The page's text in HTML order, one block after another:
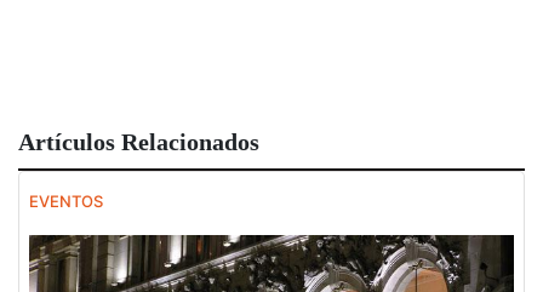
Artículos Relacionados
EVENTOS